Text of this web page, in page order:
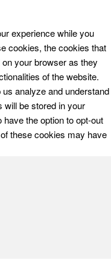
experience while you
cookies, the cookies that
your browser as they
of the website.
analyze and understand
will be stored in your
the option to opt-out
these cookies may have